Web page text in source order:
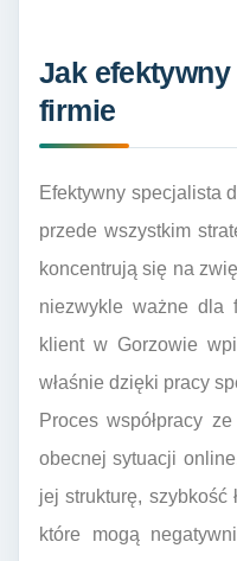
Jak efektywny
firmie
Efektywny specjalista
przede wszystkim
koncentrują się na
niezwykle ważne dla
klient w Gorzowie
właśnie dzięki pracy
Proces współpracy
obecnej sytuacji
jej strukturę, szybkość
które mogą